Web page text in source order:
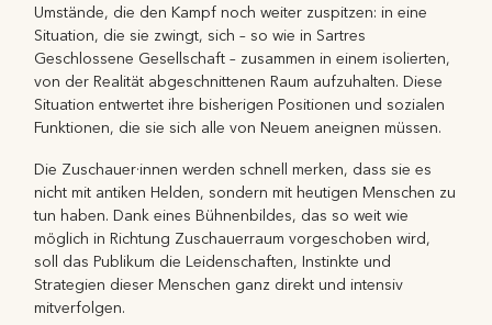
Umstände, die den Kampf noch weiter zuspitzen: in eine
Situation, die sie zwingt, sich – so wie in Sartres
Geschlossene Gesellschaft – zusammen in einem isolierten,
von der Realität abgeschnittenen Raum aufzuhalten. Diese
Situation entwertet ihre bisherigen Positionen und sozialen
Funktionen, die sie sich alle von Neuem aneignen müssen.
Die Zuschauer·innen werden schnell merken, dass sie es
nicht mit antiken Helden, sondern mit heutigen Menschen zu
tun haben. Dank eines Bühnenbildes, das so weit wie
möglich in Richtung Zuschauerraum vorgeschoben wird,
soll das Publikum die Leidenschaften, Instinkte und
Strategien dieser Menschen ganz direkt und intensiv
mitverfolgen.